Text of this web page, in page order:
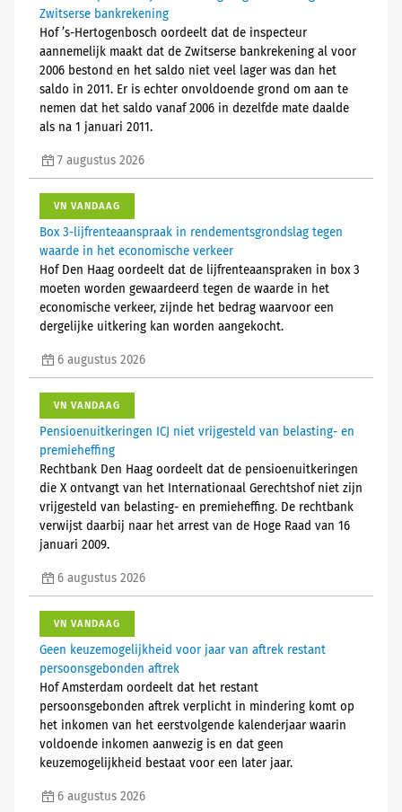
Zwitserse bankrekening
Hof ’s-Hertogenbosch oordeelt dat de inspecteur
aannemelijk maakt dat de Zwitserse bankrekening al voor
2006 bestond en het saldo niet veel lager was dan het
saldo in 2011. Er is echter onvoldoende grond om aan te
nemen dat het saldo vanaf 2006 in dezelfde mate daalde
als na 1 januari 2011.
7 augustus 2026
VN VANDAAG
Box 3-lijfrenteaanspraak in rendementsgrondslag tegen
waarde in het economische verkeer
Hof Den Haag oordeelt dat de lijfrenteaanspraken in box 3
moeten worden gewaardeerd tegen de waarde in het
economische verkeer, zijnde het bedrag waarvoor een
dergelijke uitkering kan worden aangekocht.
6 augustus 2026
VN VANDAAG
Pensioenuitkeringen ICJ niet vrijgesteld van belasting- en
premieheffing
Rechtbank Den Haag oordeelt dat de pensioenuitkeringen
die X ontvangt van het Internationaal Gerechtshof niet zijn
vrijgesteld van belasting- en premieheffing. De rechtbank
verwijst daarbij naar het arrest van de Hoge Raad van 16
januari 2009.
6 augustus 2026
VN VANDAAG
Geen keuzemogelijkheid voor jaar van aftrek restant
persoonsgebonden aftrek
Hof Amsterdam oordeelt dat het restant
persoonsgebonden aftrek verplicht in mindering komt op
het inkomen van het eerstvolgende kalenderjaar waarin
voldoende inkomen aanwezig is en dat geen
keuzemogelijkheid bestaat voor een later jaar.
6 augustus 2026